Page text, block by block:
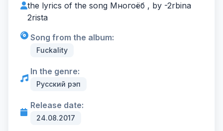
the lyrics of the song Многоёб , by -2rbina
2rista
Song from the album:
Fuckality
In the genre:
Русский рэп
Release date:
24.08.2017